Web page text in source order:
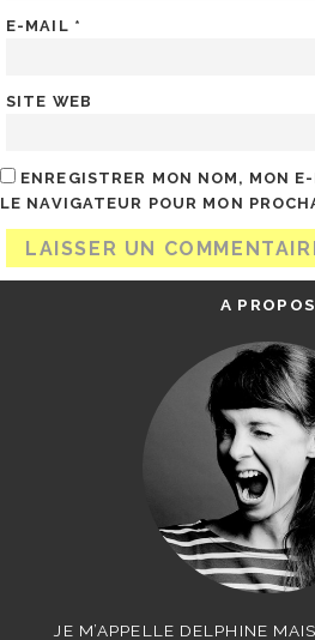
E-MAIL *
SITE WEB
ENREGISTRER MON NOM, MON
LE NAVIGATEUR POUR MON
A PROPOS
JE M’APPELLE DELPHINE